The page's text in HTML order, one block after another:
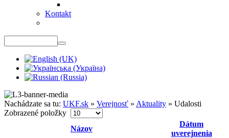
Kontakt
Nachádzate sa tu: UKF.sk » Verejnosť » Aktuality » Udalosti
Zobrazené položky
Názov
Dátum
uverejnenia